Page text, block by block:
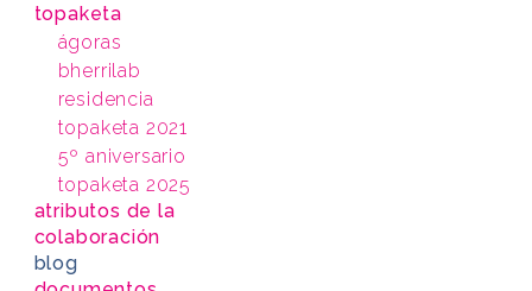
topaketa
ágoras
bherrilab
residencia
topaketa 2021
5º aniversario
topaketa 2025
atributos de la
colaboración
blog